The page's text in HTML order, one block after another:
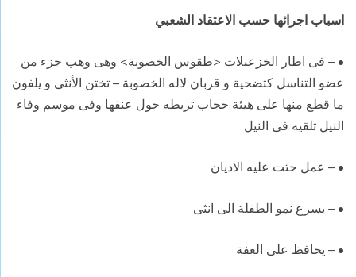
اسباب اجرائها حسب الاعتقاد الشعبي
• – فى اطار الخزعبلات <طقوس الخصوبة> وهى وهب جزء من
عضو التناسل كتضحية و قربان لاله الخصوبة – تختن الأنثى و يلفون
ما قطع منها على هيئة حجاب تربطه حول عنقها وفى موسم وفاء
النيل تلقيه فى النيل
• – عمل حثت عليه الاديان
• – يسرع نمو الطفلة الى انثى
• – يحافظ على العفة